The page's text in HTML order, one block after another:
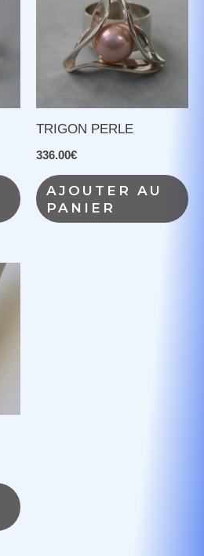
TRIGON PERLE
336.00€
AJOUTER AU
PANIER